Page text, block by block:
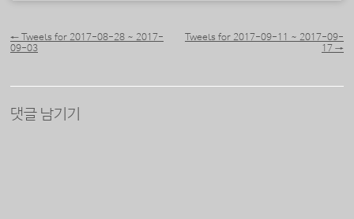
← Tweets for 2017-08-28 ~ 2017-
09-03
Tweets for 2017-09-11 ~ 2017-09-
17 →
댓글 남기기